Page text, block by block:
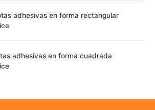
adhesivas en forma rectangular
adhesivas en forma cuadrada